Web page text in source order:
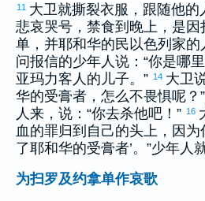
11 大卫 就撕裂衣服，跟随他的
悲哀哭号，禁食到晚上，是因
单 ，并耶和华的民 以色列 家的
问报信的少年人说：“你是哪
亚玛力客人的儿子。” 14 大卫
华的受膏者，怎么不畏惧呢？”
人来，说：“你去杀他吧！” 16
血的罪归到自己的头上，因为
了耶和华的受膏者’。”少年人
为扫罗及约拿单作哀歌